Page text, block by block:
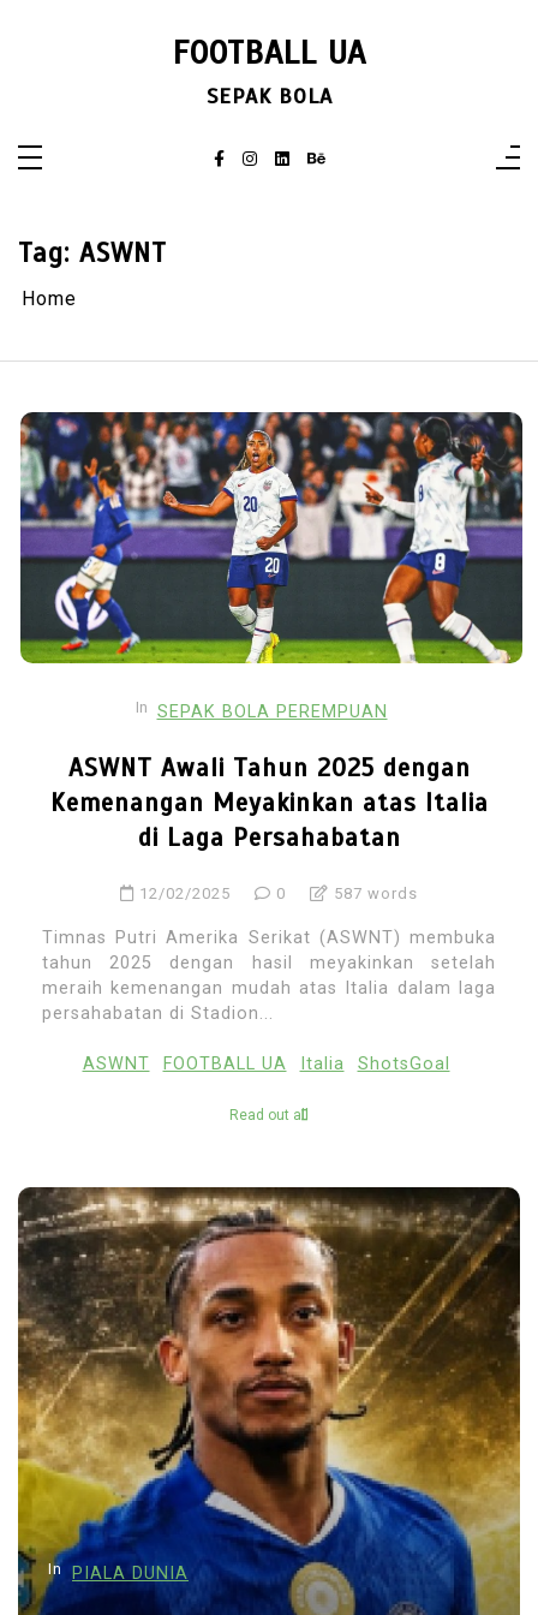
FOOTBALL UA
SEPAK BOLA
Tag: ASWNT
Home
In SEPAK BOLA PEREMPUAN
ASWNT Awali Tahun 2025 dengan
Kemenangan Meyakinkan atas Italia
di Laga Persahabatan
12/02/2025 0 587 words
Timnas Putri Amerika Serikat (ASWNT) membuka
tahun 2025 dengan hasil meyakinkan setelah
meraih kemenangan mudah atas Italia dalam laga
persahabatan di Stadion...
ASWNT FOOTBALL UA Italia ShotsGoal
Read out all
In PIALA DUNIA